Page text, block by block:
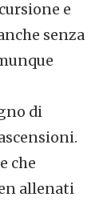
e
senza
di
che
allenati